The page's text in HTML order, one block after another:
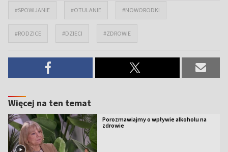
#SPOWIJANIE #OTULANIE #NOWORODKI
#RODZICE #DZIECI #ZDROWIE
Więcej na ten temat
Porozmawiajmy o wpływie alkoholu na
zdrowie